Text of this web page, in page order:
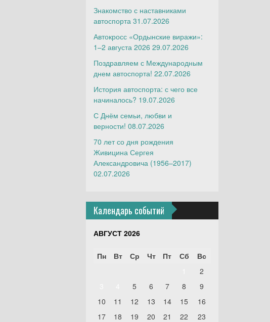
Знакомство с наставниками
автоспорта 31.07.2026
Автокросс «Ордынские виражи»:
1–2 августа 2026 29.07.2026
Поздравляем с Международным
днем автоспорта! 22.07.2026
История автоспорта: с чего все
начиналось? 19.07.2026
С Днём семьи, любви и
верности! 08.07.2026
70 лет со дня рождения
Живицина Сергея
Александровича (1956–2017)
02.07.2026
Календарь событий
АВГУСТ 2026
Пн Вт Ср Чт Пт Сб Вс
2
5 6 7 8
9
10
11 12 13 14 15
16
17
18 19 20 21 22
23